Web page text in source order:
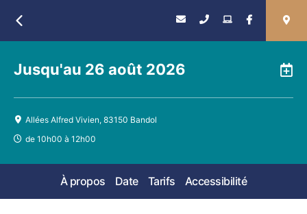
Jusqu'au 26 août 2026
Allées Alfred Vivien, 83150 Bandol
de 10h00 à 12h00
À propos Date Tarifs Accessibilité